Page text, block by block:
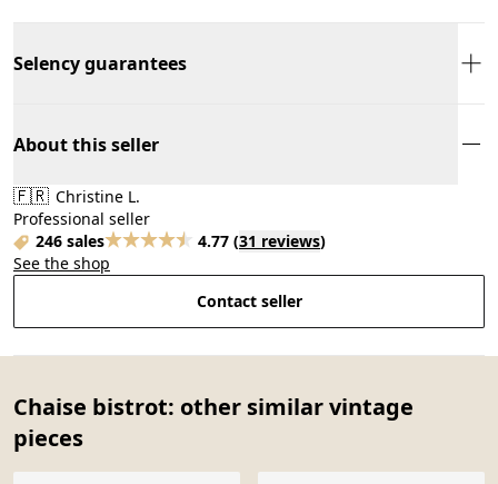
Selency guarantees
About this seller
🇫🇷 Christine L.
Professional seller
246 sales
4.77 (31 reviews)
See the shop
Contact seller
Chaise bistrot: other similar vintage
pieces